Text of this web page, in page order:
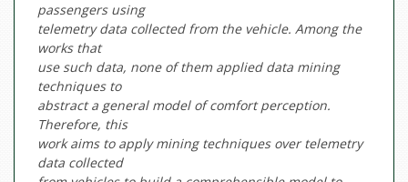
passengers using
telemetry data collected from the vehicle. Among the
works that
use such data, none of them applied data mining
techniques to
abstract a general model of comfort perception.
Therefore, this
work aims to apply mining techniques over telemetry
data collected